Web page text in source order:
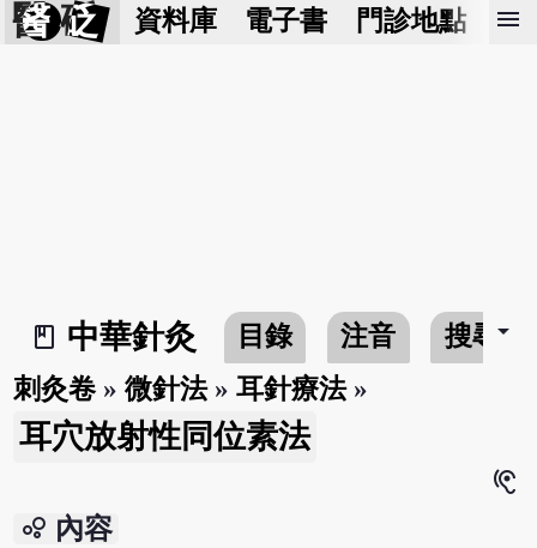
醫 砭 資料庫 電子書 門診地點 預
menu
book_2
中華針灸 目錄 注音 搜尋arrow_drop_down
刺灸卷 »微針法»耳針療法»
耳穴放射性同位素法
hearing
bubble_chart 內容